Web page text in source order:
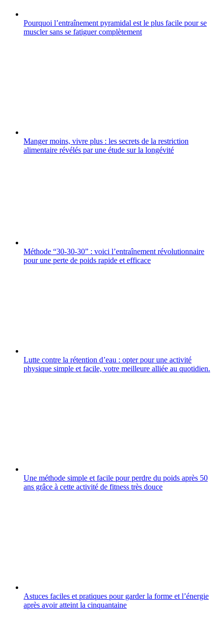
Pourquoi l’entraînement pyramidal est le plus facile pour se
muscler sans se fatiguer complètement
Manger moins, vivre plus : les secrets de la restriction
alimentaire révélés par une étude sur la longévité
Méthode “30-30-30” : voici l’entraînement révolutionnaire
pour une perte de poids rapide et efficace
Lutte contre la rétention d’eau : opter pour une activité
physique simple et facile, votre meilleure alliée au quotidien.
Une méthode simple et facile pour perdre du poids après 50
ans grâce à cette activité de fitness très douce
Astuces faciles et pratiques pour garder la forme et l’énergie
après avoir atteint la cinquantaine